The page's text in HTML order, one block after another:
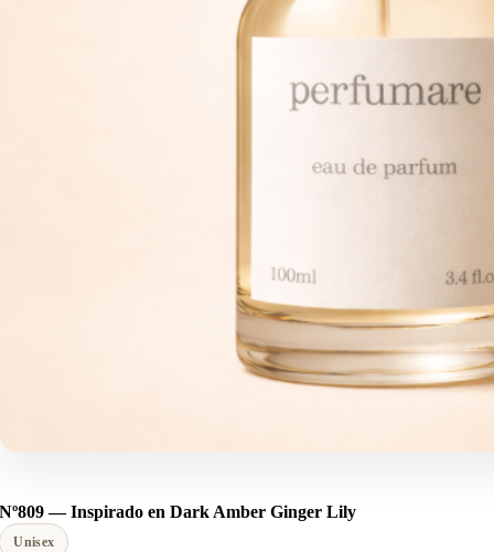
Nº809 — Inspirado en Dark Amber Ginger Lily
Unisex